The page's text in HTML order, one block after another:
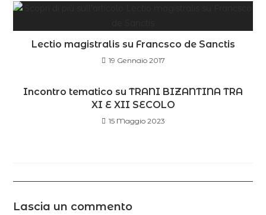
Lectio magistralis su Francsco de Sanctis
19 Gennaio 2017
Incontro tematico su TRANI BIZANTINA TRA
XI E XII SECOLO
15 Maggio 2023
Lascia un commento